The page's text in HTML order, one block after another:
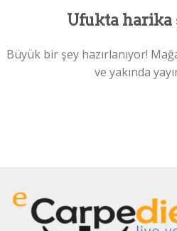
Ufukta harika
Büyük bir şey hazırlanıyor!
ve yakında